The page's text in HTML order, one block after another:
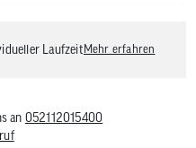
LaufzeitMehr erfahren
an 052112015400